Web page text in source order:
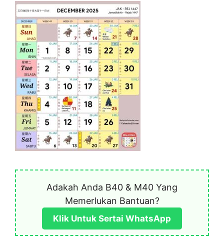
Adakah Anda B40 & M40 Yang
Memerlukan Bantuan?
Klik Untuk Sertai WhatsApp